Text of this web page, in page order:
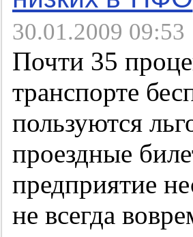
30.01.2009 09:53
Почти 35
транспорте
пользуются
проездные
предприятие
не всегда